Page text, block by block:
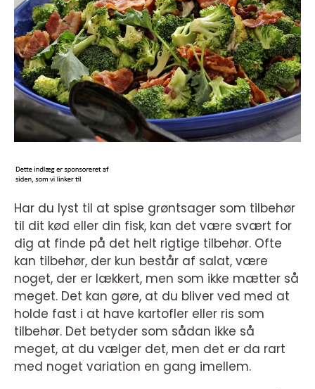
Har du lyst til at spise grøntsager som tilbehør
til dit kød eller din fisk, kan det være svært for
dig at finde på det helt rigtige tilbehør. Ofte
kan tilbehør, der kun består af salat, være
noget, der er lækkert, men som ikke mætter så
meget. Det kan gøre, at du bliver ved med at
holde fast i at have kartofler eller ris som
tilbehør. Det betyder som sådan ikke så
meget, at du vælger det, men det er da rart
med noget variation en gang imellem.